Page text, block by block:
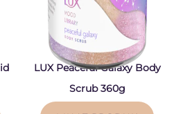
LUX Peaceful Galaxy Body
Scrub 360g